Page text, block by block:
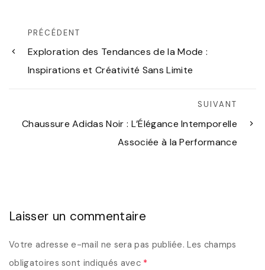
PRÉCÉDENT
Exploration des Tendances de la Mode :
Inspirations et Créativité Sans Limite
SUIVANT
Chaussure Adidas Noir : L’Élégance Intemporelle
Associée à la Performance
Laisser un commentaire
Votre adresse e-mail ne sera pas publiée. Les champs
obligatoires sont indiqués avec *